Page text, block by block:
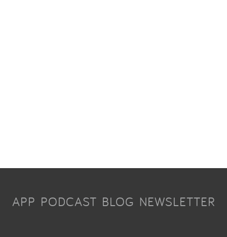
APP PODCAST BLOG NEWSLETTER